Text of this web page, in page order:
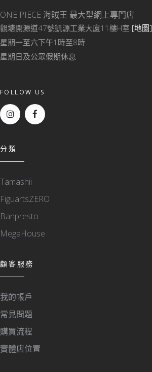
ONE PIECE 海賊王 最大型網上專門店
觀塘開源道47號凱源工業大廈11樓H室 [地圖]
星期一至六下午1時至8時
星期日及公眾假期休息
FOLLOW US
分類
Tamashii
FiguartsZERO
Banpresto
MegaHouse
顧客服務
我的帳戶
常見問題
購買流程
實體店位置